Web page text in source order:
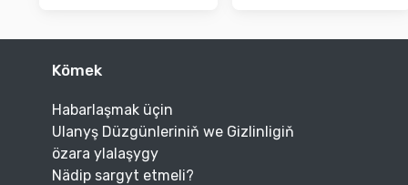
Kömek
Habarlaşmak üçin
Ulanyş Düzgünleriniň we Gizlinligiň
özara ylalaşygy
Nädip sargyt etmeli?